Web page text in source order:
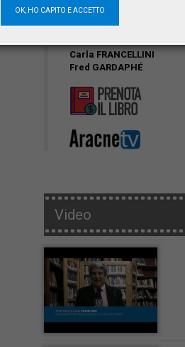
Intervengono:
Anthony Julian TAMBURRI
Carla FRANCELLINI
Fred GARDAPHÉ
Video
OK, HO CAPITO E ACCETTO